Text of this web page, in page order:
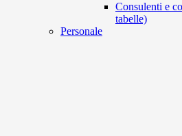
Consulenti e
tabelle)
Personale